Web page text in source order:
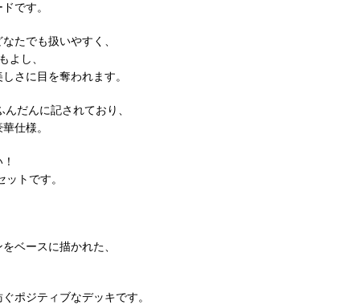
です。
たでも扱いやすく、
よし、
さに目を奪われます。
だんに記されており、
仕様。
トです。
ベースに描かれた、
ポジティブなデッキです。